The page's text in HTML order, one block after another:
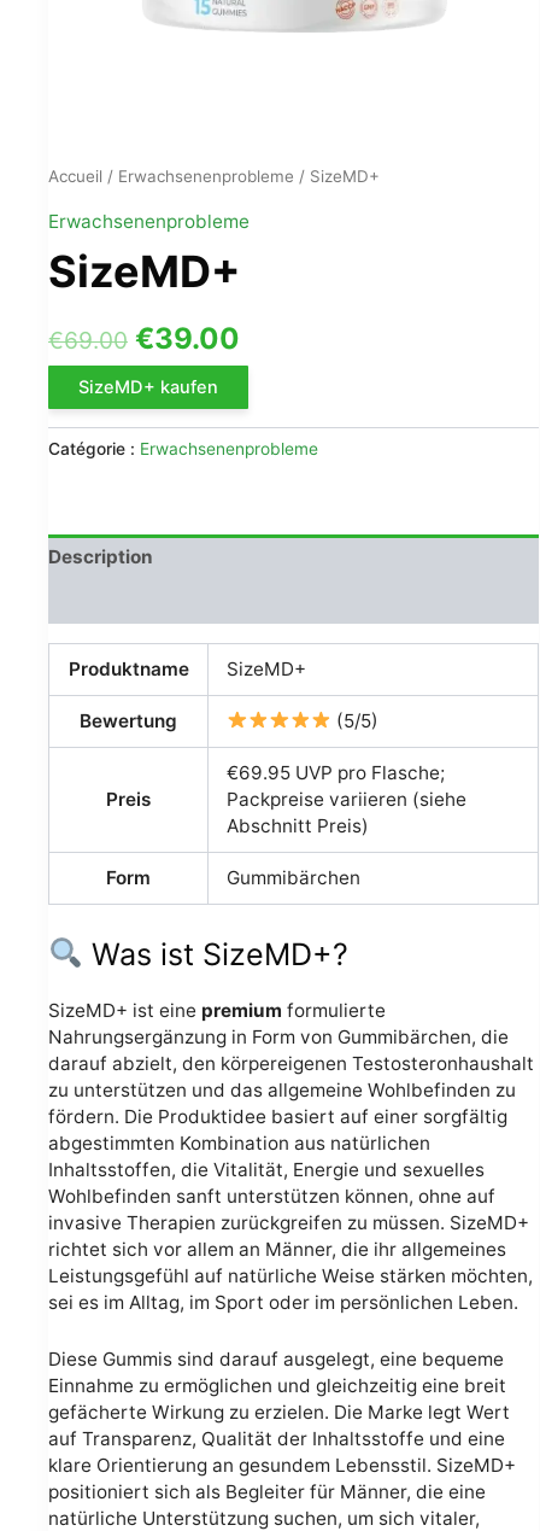
Accueil / Erwachsenenprobleme / SizeMD+
Erwachsenenprobleme
SizeMD+
€69.00 Le
prix
initial
était :
€39.00
actuel
est :
SizeMD+ kaufen
Catégorie : Erwachsenenprobleme
Description
Produktname SizeMD+
Bewertung (5/5)
Preis
€69.95 UVP pro Flasche;
Packpreise variieren (siehe
Abschnitt Preis)
Form Gummibärchen
Was ist SizeMD+?
SizeMD+ ist eine premium formulierte
Nahrungsergänzung in Form von Gummibärchen, die
darauf abzielt, den körpereigenen Testosteronhaushalt
zu unterstützen und das allgemeine Wohlbefinden zu
fördern. Die Produktidee basiert auf einer sorgfältig
abgestimmten Kombination aus natürlichen
Inhaltsstoffen, die Vitalität, Energie und sexuelles
Wohlbefinden sanft unterstützen können, ohne auf
invasive Therapien zurückgreifen zu müssen. SizeMD+
richtet sich vor allem an Männer, die ihr allgemeines
Leistungsgefühl auf natürliche Weise stärken möchten,
sei es im Alltag, im Sport oder im persönlichen Leben.
Diese Gummis sind darauf ausgelegt, eine bequeme
Einnahme zu ermöglichen und gleichzeitig eine breit
gefächerte Wirkung zu erzielen. Die Marke legt Wert
auf Transparenz, Qualität der Inhaltsstoffe und eine
klare Orientierung an gesundem Lebensstil. SizeMD+
positioniert sich als Begleiter für Männer, die eine
natürliche Unterstützung suchen, um sich vitaler,